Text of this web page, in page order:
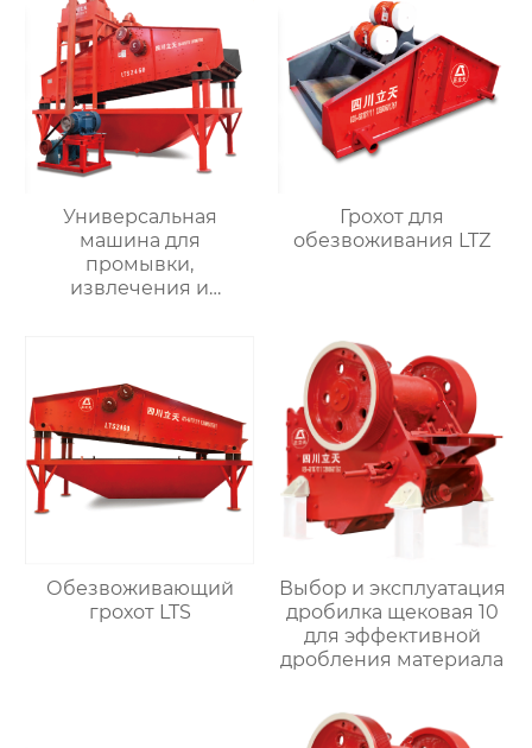
Универсальная
машина для
промывки,
извлечения и
Грохот для
обезвоживания LTZ
Обезвоживающий
грохот LTS
Выбор и эксплуатация
дробилка щековая 10
для эффективной
дробления материала